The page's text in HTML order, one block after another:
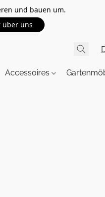
und bauen um.
über uns
Accessoires